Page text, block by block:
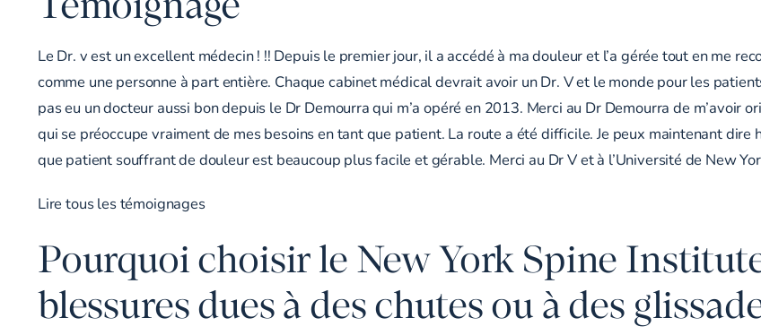
Le Dr. v est un excellent médecin ! !! Depuis le premier jour, il a accédé à ma douleur et l’a gérée tout en me
comme une personne à part entière. Chaque cabinet médical devrait avoir un Dr. V et le monde pour les
pas eu un docteur aussi bon depuis le Dr Demourra qui m’a opéré en 2013. Merci au Dr Demourra de
qui se préoccupe vraiment de mes besoins en tant que patient. La route a été difficile. Je peux maintenant
que patient souffrant de douleur est beaucoup plus facile et gérable. Merci au Dr V et à l’Université de New
Lire tous les témoignages
Pourquoi choisir le New York Spine
blessures dues à des chutes ou à des